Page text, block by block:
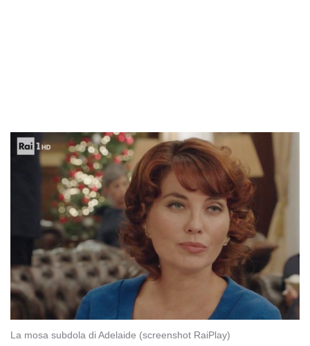
La mosa subdola di Adelaide (screenshot RaiPlay)